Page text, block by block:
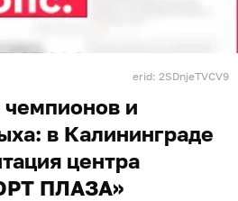
erid: 2SDnjeTVCV9
и
в Калининграде
центра
ПЛАЗА»